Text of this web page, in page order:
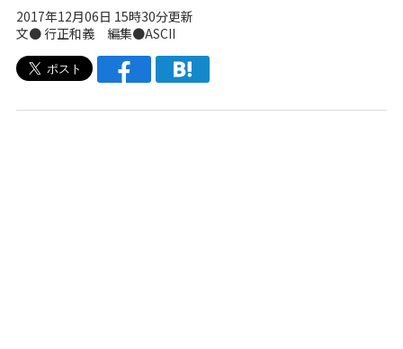
2017年12月06日 15時30分更新
文● 行正和義 編集●ASCII